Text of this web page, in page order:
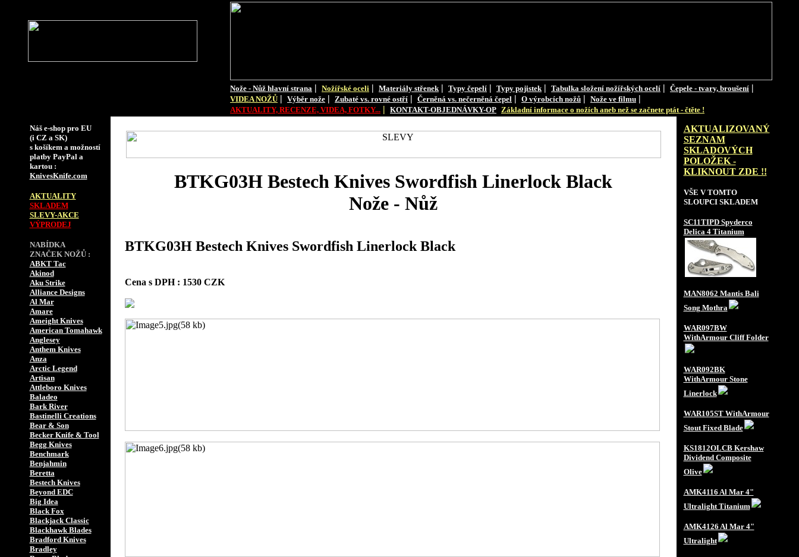
Nože - Nůž hlavní strana | Nožířské oceli | Materiály střenek | Typy čepelí | Typy pojistek | Tabulka složení nožířských ocelí | Čepele - tvary, broušení |
VIDEA NOŽŮ | Výběr nože | Zubaté vs. rovné ostří | Černěná vs. nečerněná čepel | O výrobcích nožů | Nože ve filmu |
AKTUALITY, RECENZE, VIDEA, FOTKY... | KONTAKT-OBJEDNÁVKY-OP Základní informace o nožích aneb než se začnete ptát - čtěte !
Náš e-shop pro EU
(i CZ a SK)
s košíkem a možností
platby PayPal a
kartou :
KnivesKnife.com
AKTUALITY
SKLADEM
SLEVY-AKCE
VÝPRODEJ
NABÍDKA
ZNAČEK NOŽŮ :
ABKT Tac
Akinod
Aku Strike
Alliance Designs
Al Mar
Amare
Ameight Knives
American Tomahawk
Anglesey
Anthem Knives
Anza
Arctic Legend
Artisan
Attleboro Knives
Baladeo
Bark River
Bastinelli Creations
Bear & Son
Becker Knife & Tool
Begg Knives
Benchmark
Benjahmin
Beretta
Bestech Knives
Beyond EDC
Big Idea
Black Fox
Blackjack Classic
Blackhawk Blades
Bradford Knives
Bradley
BTKG03H Bestech Knives Swordfish Linerlock Black
Nože - Nůž
BTKG03H Bestech Knives Swordfish Linerlock Black
Cena s DPH : 1530 CZK
AKTUALIZOVANÝ
SEZNAM
SKLADOVÝCH
POLOŽEK -
KLIKNOUT ZDE !!
VŠE V TOMTO
SLOUPCI SKLADEM
SC11TIPD Spyderco
Delica 4 Titanium
MAN8062 Mantis Bali
Song Mothra
WAR097BW
WithArmour Cliff Folder
WAR092BK
WithArmour Stone
Linerlock
WAR105ST WithArmour
Stout Fixed Blade
KS1812OLCB Kershaw
Dividend Composite
Olive
AMK4116 Al Mar 4"
Ultralight Titanium
AMK4126 Al Mar 4"
Ultralight